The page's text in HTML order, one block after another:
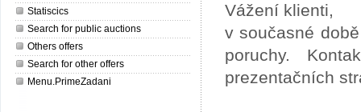
Statiscics
Search for public auctions
Others offers
Search for other offers
Menu.PrimeZadani
Vážení klienti,
v současné
poruchy.
prezentačních